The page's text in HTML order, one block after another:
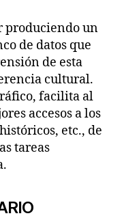
produciendo un
de datos que
de esta
cultural.
facilita al
accesos a los
etc., de
tareas